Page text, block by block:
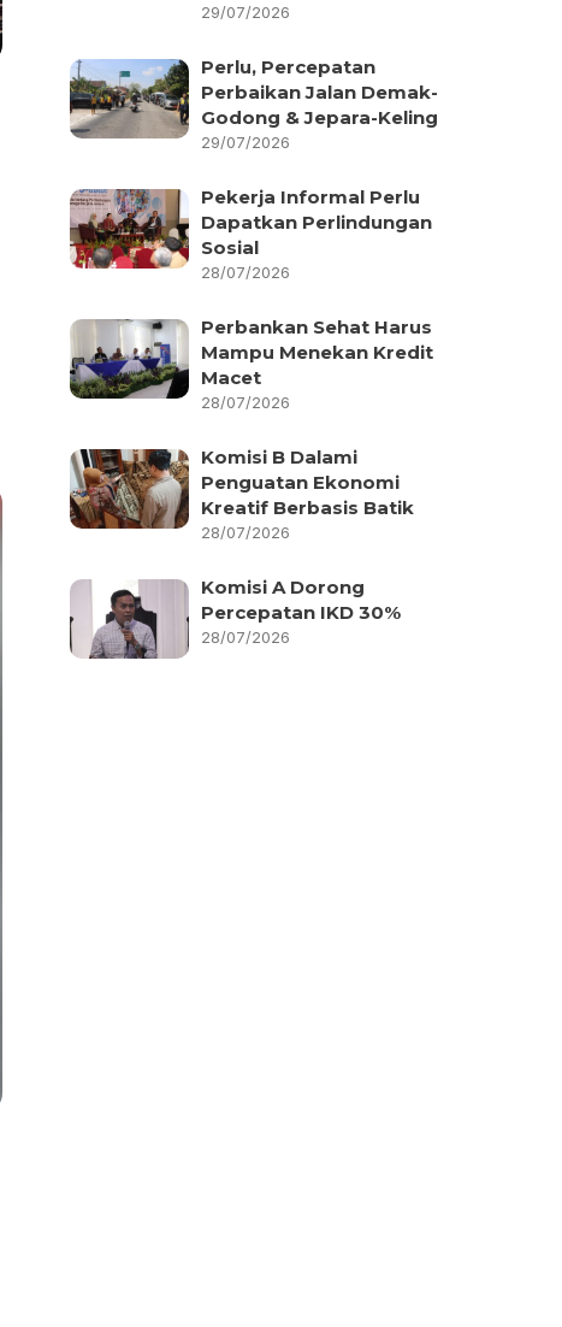
29/07/2026
Perlu, Percepatan
Perbaikan Jalan Demak-
Godong & Jepara-Keling
29/07/2026
Pekerja Informal Perlu
Dapatkan Perlindungan
Sosial
28/07/2026
Perbankan Sehat Harus
Mampu Menekan Kredit
Macet
28/07/2026
Komisi B Dalami
Penguatan Ekonomi
Kreatif Berbasis Batik
28/07/2026
Komisi A Dorong
Percepatan IKD 30%
28/07/2026